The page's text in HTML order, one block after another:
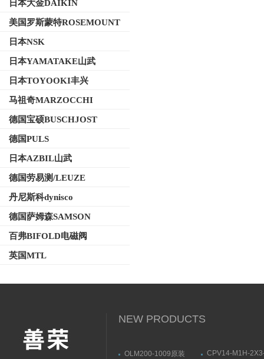
日本大金DAIKIN
美国罗斯蒙特ROSEMOUNT
日本NSK
日本YAMATAKE山武
日本TOYOOKI丰兴
马祖奇MARZOCCHI
德国宝硕BUSCHJOST
德国PULS
日本AZBIL山武
德国劳易测/LEUZE
丹尼斯科dynisco
德国萨姆森SAMSON
百弗BIFOLD电磁阀
英国MTL
NEW PRODUCTS
OLM200-1009原装
CPV14-M1H-